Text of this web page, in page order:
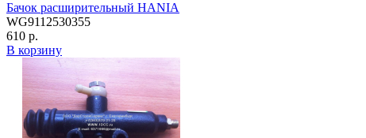
Бачок расширительный HANIA
WG9112530355
610 р.
В корзину